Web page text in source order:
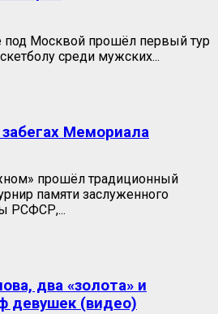
под Москвой прошёл первый тур
среди мужских...
Мемориала
прошёл традиционный
памяти заслуженного
РСФСР,...
два «золота» и
девушек (видео)